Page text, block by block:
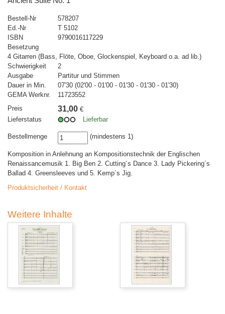
Bestell-Nr
578207
Ed.-Nr
T 5102
ISBN
9790016117229
Besetzung
4 Gitarren (Bass, Flöte, Oboe, Glockenspiel, Keyboard o.a. ad lib.)
Schwierigkeit
2
Ausgabe
Partitur und Stimmen
Dauer in Min.
07'30 (02'00 - 01'00 - 01'30 - 01'30 - 01'30)
GEMA Werknr.
11723552
Preis
31,00 €
Lieferstatus
Lieferbar
Bestellmenge (mindestens 1)
Komposition in Anlehnung an Kompositionstechnik der Englischen
Renaissancemusik 1. Big Ben 2. Cutting´s Dance 3. Lady Pickering´s
Ballad 4. Greensleeves und 5. Kemp´s Jig.
Produktsicherheit / Kontakt
Weitere Inhalte